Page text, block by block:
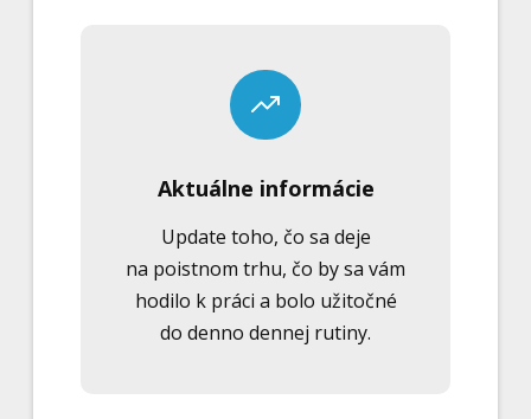
Aktuálne informácie
Update toho, čo sa deje
na poistnom trhu, čo by sa vám
hodilo k práci a bolo užitočné
do denno dennej rutiny.